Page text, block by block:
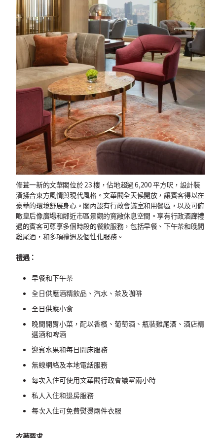
修葺一新的文華閣位於 23 樓，佔地超過 6,200 平方呎，設計裝
潢揉合東方風情與現代風格。文華閣全天候開放，讓賓客得以在
豪華的環境舒展身心。閣內設有行政會議室和用餐區，以及可俯
瞰皇后像廣場和鄰近市區景觀的寬敞休息空間。享有行政酒廊禮
遇的賓客可尊享多個時段的餐飲服務，包括早餐、下午茶和晚間
雞尾酒，和多項禮遇及個性化服務。
禮遇：
早餐和下午茶
全日供應酒精飲品、汽水、茶及咖啡
全日供應小食
晚間開胃小菜，配以香檳、葡萄酒、瓶裝雞尾酒、酒店精
選酒和啤酒
迎賓水果和每日開床服務
無線網絡及本地電話服務
每次入住可使用文華閣行政會議室兩小時
私人入住和退房服務
每次入住可免費熨燙兩件衣服
衣著要求